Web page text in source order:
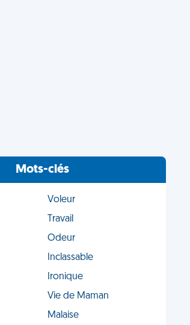
Mots-clés
Voleur
Travail
Odeur
Inclassable
Ironique
Vie de Maman
Malaise